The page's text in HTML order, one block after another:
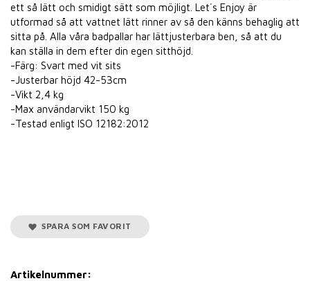
ett så lätt och smidigt sätt som möjligt. Let´s Enjoy är
utformad så att vattnet lätt rinner av så den känns behaglig att
sitta på. Alla våra badpallar har lättjusterbara ben, så att du
kan ställa in dem efter din egen sitthöjd.
-Färg: Svart med vit sits
-Justerbar höjd 42-53cm
-Vikt 2,4 kg
-Max användarvikt 150 kg
-Testad enligt ISO 12182:2012
SPARA SOM FAVORIT
Artikelnummer: